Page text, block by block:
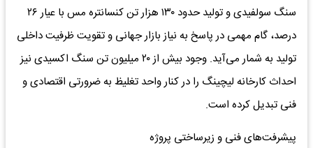
سنگ سولفیدی و تولید حدود ۱۳۰ هزار تن کنسانتره مس با عیار ۲۶
درصد، گام مهمی در پاسخ به نیاز بازار جهانی و تقویت ظرفیت داخلی
تولید به شمار می‌آید. وجود بیش از ۲۰ میلیون تن سنگ اکسیدی نیز
احداث کارخانه لیچینگ را در کنار واحد تغلیظ به ضرورتی اقتصادی و
فنی تبدیل کرده است.
پیشرفت‌های فنی و زیرساختی پروژه